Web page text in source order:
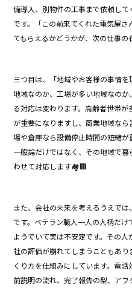
備導入、別物件の工事まで依頼し
です。「この前来てくれた電気屋
てもらえるかどうかが、次の仕事の
三つ目は、「地域やお客様の事情
地域なのか、工場が多い地域なの
る対応は変わります。高齢者世帯
が重要になりますし、商業地域な
場や倉庫なら設備停止時間の短縮
一般論だけではなく、その地域で
わせて対応します🏘️🏢
また、会社の未来を考えるうえで
です。ベテラン職人一人の人柄だ
ようでいて実は不安定です。その
社の評価が崩れてしまうこともあ
くり方を仕組みにしています。電
前説明の流れ、完了報告の型、ア